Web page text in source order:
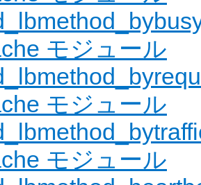
モジュール
モジュール
モジュール